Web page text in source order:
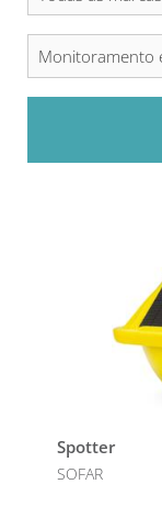
Spotter
SOFAR